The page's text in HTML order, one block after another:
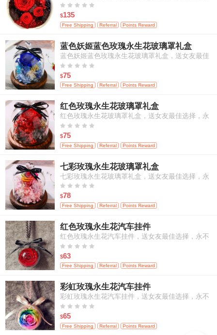
择，永不枯萎的心意，包邮
    
$135
Free Shipping Referral Points Reward
蓝色妖姬蓝色玫瑰永生花玻璃罩礼盒
蓝色妖姬蓝色玫瑰永生花玻璃罩礼盒，送女友最佳
选择，永不枯萎的恋爱，包邮
    
$75
Free Shipping Referral Points Reward
红色玫瑰永生花玻璃罩礼盒
红色玫瑰永生花玻璃罩礼盒，送女友最佳选择，永
不枯萎的恋爱，包邮
    
$75
Free Shipping Referral Points Reward
七彩玫瑰永生花玻璃罩礼盒
七彩玫瑰永生花玻璃罩礼盒，送女友最佳选择，永
不枯萎的恋爱，包邮
    
$78
Free Shipping Referral Points Reward
红色玫瑰永生花汽车挂件
红色玫瑰永生花汽车挂件，送女友最佳选择，永不
枯萎的恋爱，包邮
    
$63
Free Shipping Referral Points Reward
彩虹玫瑰永生花汽车挂件
彩虹玫瑰永生花汽车挂件，送女友最佳选择，永不
枯萎的恋爱，包邮
    
$65
Free Shipping Referral Points Reward